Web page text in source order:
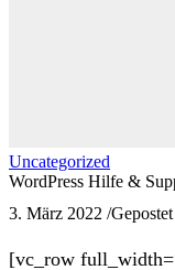
Uncategorized
WordPress Hilfe &
3. März 2022 /
[vc_row